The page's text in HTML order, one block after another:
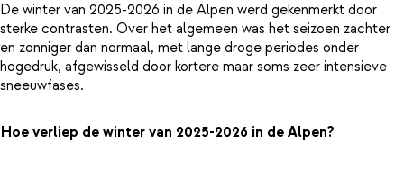
De winter van 2025-2026 in de Alpen werd gekenmerkt door
sterke contrasten. Over het algemeen was het seizoen zachter
en zonniger dan normaal, met lange droge periodes onder
hogedruk, afgewisseld door kortere maar soms zeer intensieve
sneeuwfases.
Hoe verliep de winter van 2025-2026 in de Alpen?